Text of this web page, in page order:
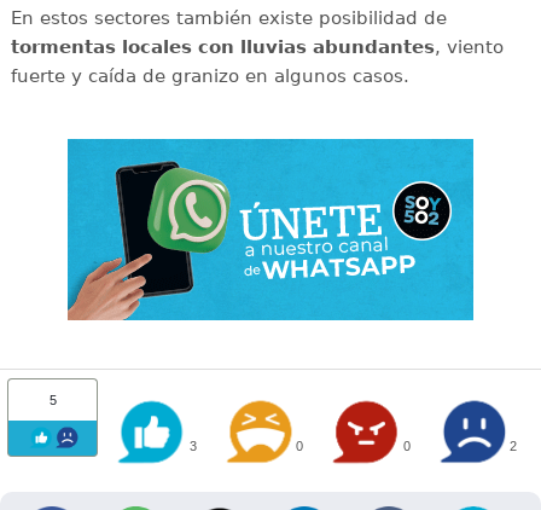
En estos sectores también existe posibilidad de
tormentas locales con lluvias abundantes, viento
fuerte y caída de granizo en algunos casos.
5
3 0 0 2